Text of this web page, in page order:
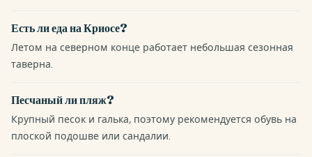
Есть ли еда на Криосе?
Летом на северном конце работает небольшая сезонная
таверна.
Песчаный ли пляж?
Крупный песок и галька, поэтому рекомендуется обувь на
плоской подошве или сандалии.